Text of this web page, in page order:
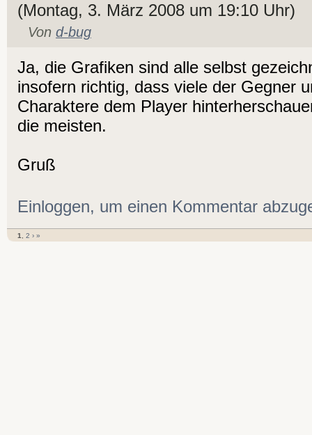
(Montag, 3. März 2008 um 19:10 Uhr)
Von d-bug
Ja, die Grafiken sind alle selbst
insofern richtig, dass viele der Gegner
Charaktere dem Player
die meisten.
Gruß
Einloggen, um einen Kommentar
1 2 › »